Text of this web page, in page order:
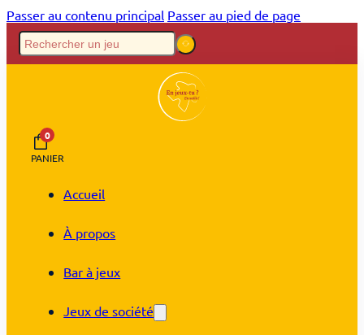
Passer au contenu principal Passer au pied de page
0
PANIER
Accueil
À propos
Bar à jeux
Jeux de société